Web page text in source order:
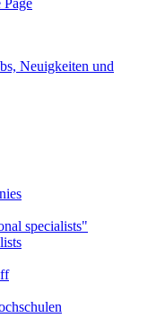
Neuigkeiten und
specialists"